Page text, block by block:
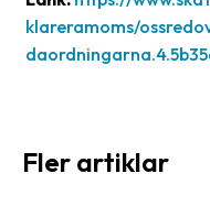
Villkor
Integritet
klareramoms/
Fler artiklar